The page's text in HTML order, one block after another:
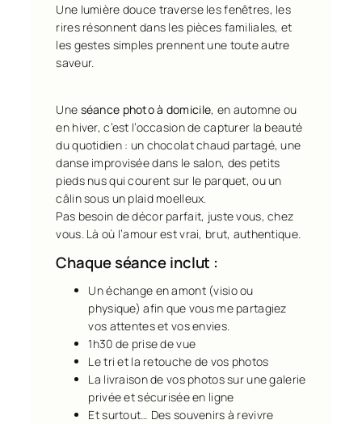
Une lumière douce traverse les fenêtres, les
rires résonnent dans les pièces familiales, et
les gestes simples prennent une toute autre
saveur.
Une séance photo à domicile, en automne ou
en hiver, c’est l’occasion de capturer la beauté
du quotidien : un chocolat chaud partagé, une
danse improvisée dans le salon, des petits
pieds nus qui courent sur le parquet, ou un
câlin sous un plaid moelleux.
Pas besoin de décor parfait, juste vous, chez
vous. Là où l’amour est vrai, brut, authentique.
Chaque séance inclut :
Un échange en amont (visio ou
physique) afin que vous me partagiez
vos attentes et vos envies.
1h30 de prise de vue
Le tri et la retouche de vos photos
La livraison de vos photos sur une galerie
privée et sécurisée en ligne
Et surtout… Des souvenirs à revivre